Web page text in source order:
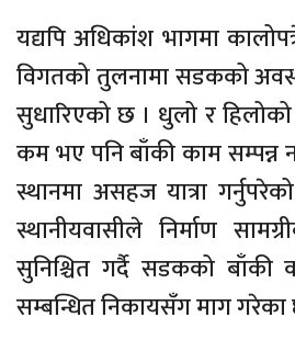
यद्यपि अधिकांश भागमा
विगतको तुलनामा सडकको
सुधारिएको छ । धुलो र
कम भए पनि बाँकी काम सम्पन्न
स्थानमा असहज यात्रा
स्थानीयवासीले निर्माण
सुनिश्चित गर्दै सडकको बाँकी
सम्बन्धित निकायसँग माग गरेका